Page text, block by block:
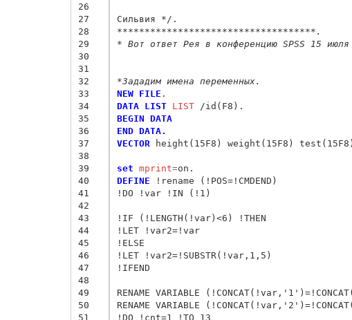
26
27
28
29
30
31
32
33
34
35
36
37
38
39
40
41
42
43
44
45
46
47
48
49
50
51
************************************.
* Вот ответ Рея в конференцию SPSS 15
*Зададим имена переменных.
NEW FILE
DATA LIST LIST
BEGIN DATA
END DATA.
VECTOR height(15F8) weight(15F8)
set mprint=
DEFINE !rename (!POS=!CMDEND)
!DO !var !IN (!1)
!IF (!LENGTH(!var)<6) !THEN
!LET !var2=!var
!ELSE
!LET !var2=!SUBSTR(!var,1,5)
!IFEND
RENAME VARIABLE
RENAME VARIABLE
!DO !cnt=1 !TO 13